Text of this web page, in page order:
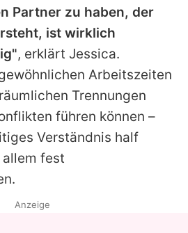
Team
Richtlinien
Impressum
verwalten
Partner zu haben, der
ist wirklich
, erklärt Jessica.
Arbeitszeiten
Trennungen
führen können –
Verständnis half
fest
Anzeige